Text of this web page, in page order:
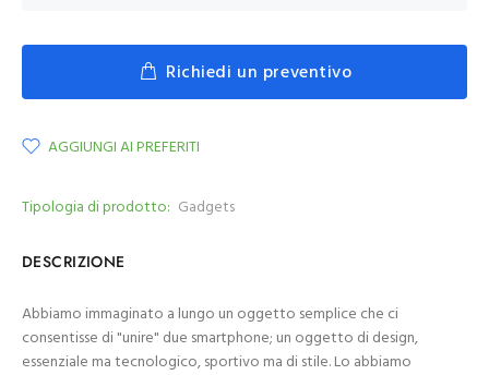
Richiedi un preventivo
AGGIUNGI AI PREFERITI
Tipologia di prodotto: Gadgets
DESCRIZIONE
Abbiamo immaginato a lungo un oggetto semplice che ci
consentisse di "unire" due smartphone; un oggetto di design,
essenziale ma tecnologico, sportivo ma di stile. Lo abbiamo